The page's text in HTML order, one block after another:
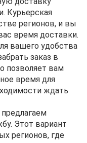
Курьерская
регионов, и вы
время доставки.
вашего удобства
заказ в
позволяет вам
время для
ждать
Этот вариант
регионов, где